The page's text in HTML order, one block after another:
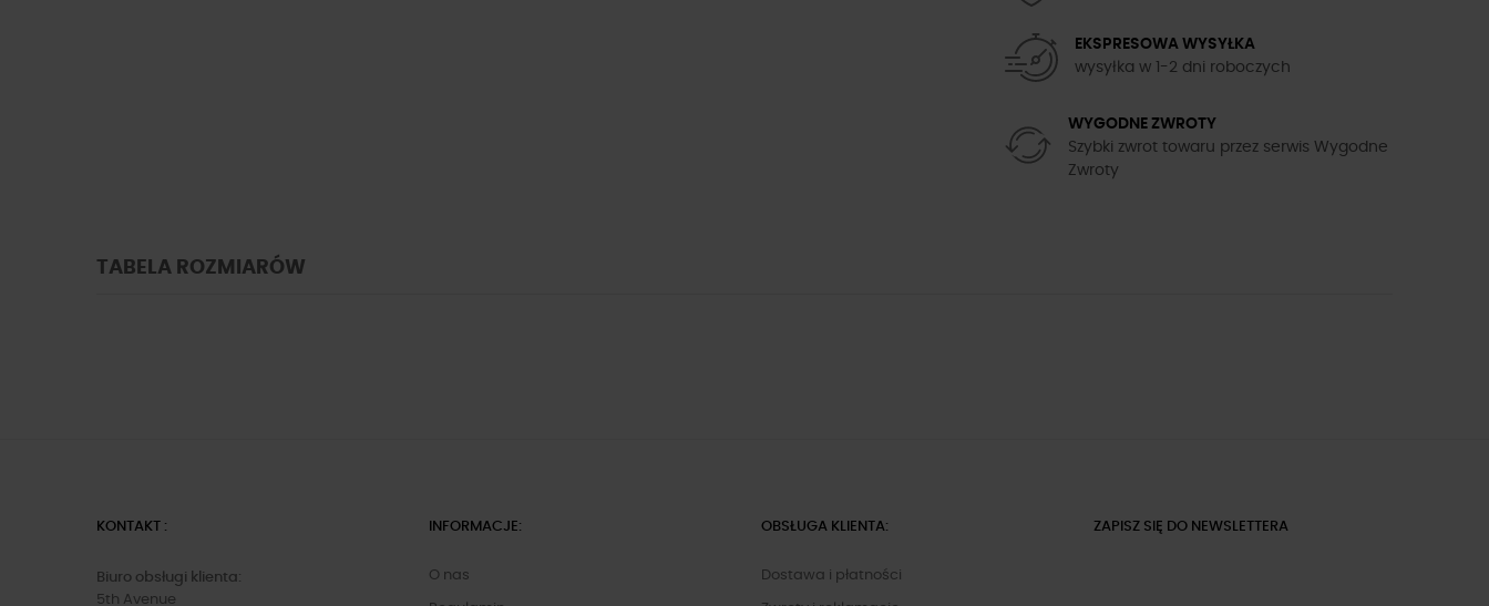
EKSPRESOWA WYSYŁKA
wysyłka w 1-2 dni roboczych
WYGODNE ZWROTY
Szybki zwrot towaru przez serwis Wygodne
Zwroty
TABELA ROZMIARÓW
KONTAKT :
Biuro obsługi klienta:
5th Avenue
INFORMACJE:
O nas
OBSŁUGA KLIENTA:
Dostawa i płatności
ZAPISZ SIĘ DO NEWSLETTERA